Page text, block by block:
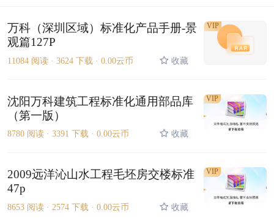
万科（深圳区域）标准化产品手册-景
观篇127P
11084 阅读 · 3624 下载 · 0.00云币 收藏
VIP
沈阳万科建筑工程标准化通用部品库
（第一版）
8780 阅读 · 3391 下载 · 0.00云币 收藏
VIP
2009远洋沁山水工程毛坯房交楼标准
47p
8653 阅读 · 2574 下载 · 0.00云币 收藏
VIP